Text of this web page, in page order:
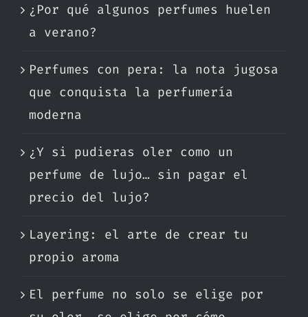
¿Por qué algunos perfumes huelen
a verano?
Perfumes con pera: la nota jugosa
que conquista la perfumería
moderna
¿Y si pudieras oler como un
perfume de lujo… sin pagar el
precio del lujo?
Layering: el arte de crear tu
propio aroma
El perfume no solo se elige por